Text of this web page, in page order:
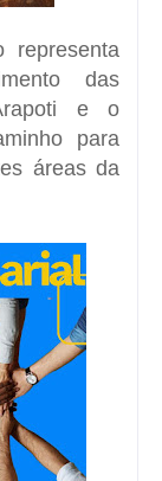
representa
das
e o
para
áreas da